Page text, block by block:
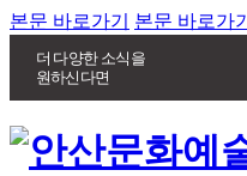
본문 바로가기 본문 바로가기
더 다양한 소식을
원하신다면